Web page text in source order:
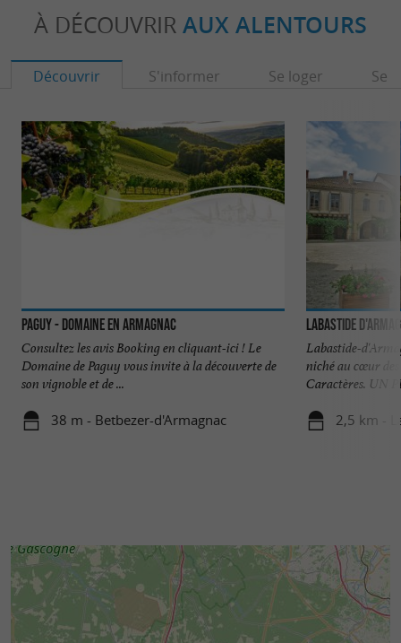
À DÉCOUVRIR AUX ALENTOURS
Découvrir S'informer Se loger Se
Paguy - Domaine en Armagnac
Consultez les avis Booking en cliquant-ici ! Le
Domaine de Paguy vous invite à la découverte de
son vignoble et de ...
38 m - Betbezer-d'Armagnac
Labastide
Labastide-
niché au cœur
Caractères. UN
2,5 km -